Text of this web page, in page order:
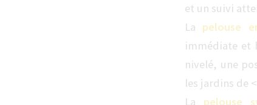
et un suivi
La pelouse
immédiate et
nivelé, une
les jardins de
La pelouse